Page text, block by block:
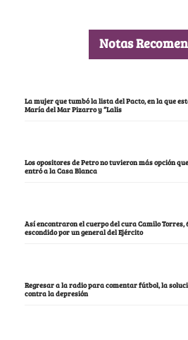
Notas
La mujer que tumbó la lista del Pacto, en la que
María del Mar Pizarro y “Lalis
Los opositores de Petro no tuvieron más opción
entró a la Casa Blanca
Así encontraron el cuerpo del cura Camilo Torres,
escondido por un general del Ejército
Regresar a la radio para comentar fútbol, la
contra la depresión